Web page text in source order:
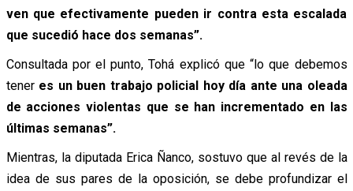
ven que efectivamente pueden ir contra esta escalada
que sucedió hace dos semanas”.
Consultada por el punto, Tohá explicó que “lo que debemos
tener es un buen trabajo policial hoy día ante una oleada
de acciones violentas que se han incrementado en las
últimas semanas”.
Mientras, la diputada Erica Ñanco, sostuvo que al revés de la
idea de sus pares de la oposición, se debe profundizar el